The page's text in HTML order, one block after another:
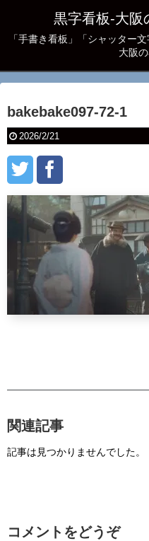
黒字看板‐大
「手書き看板」「シャッター
大阪
bakebake097-72-1
2026/2/21
関連記事
記事は見つかりませんでした。
コメントをどうぞ